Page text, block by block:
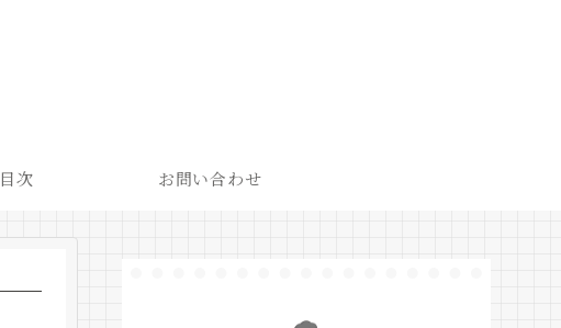
目次 お問い合わせ